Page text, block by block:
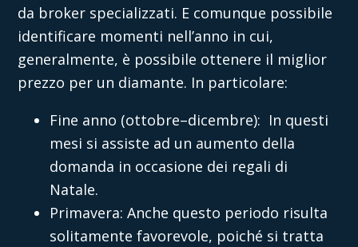
da broker specializzati. E comunque possibile
identificare momenti nell’anno in cui,
generalmente, è possibile ottenere il miglior
prezzo per un diamante. In particolare:
Fine anno (ottobre–dicembre): In questi
mesi si assiste ad un aumento della
domanda in occasione dei regali di
Natale.
Primavera: Anche questo periodo risulta
solitamente favorevole, poiché si tratta